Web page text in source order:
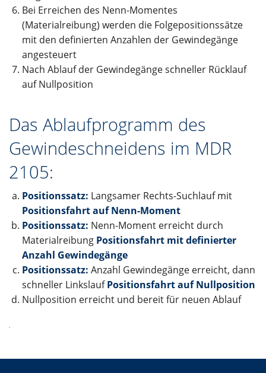
Bei Erreichen des Nenn-Momentes
(Materialreibung) werden die Folgepositionssätze
mit den definierten Anzahlen der Gewindegänge
angesteuert
Nach Ablauf der Gewindegänge schneller Rücklauf
auf Nullposition
Das Ablaufprogramm des
Gewindeschneidens im MDR
2105:
Positionssatz: Langsamer Rechts-Suchlauf mit
Positionsfahrt auf Nenn-Moment
Positionssatz: Nenn-Moment erreicht durch
Materialreibung Positionsfahrt mit definierter
Anzahl Gewindegänge
Positionssatz: Anzahl Gewindegänge erreicht, dann
schneller LinkslaufPositionsfahrt auf Nullposition
Nullposition erreicht und bereit für neuen Ablauf